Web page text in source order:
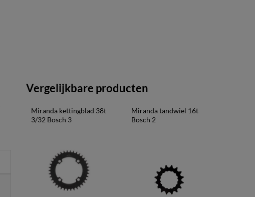
Vergelijkbare producten
Miranda kettingblad 38t
3/32 Bosch 3
Miranda tandwiel 16t
Bosch 2